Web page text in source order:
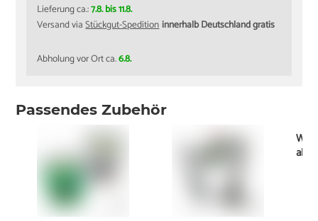
Lieferung ca.:7.8. bis 11.8.
Versand viaStückgut-Speditioninnerhalb Deutschland gratis
Abholung vor Ort ca.6.8.
Passendes Zubehör
ab